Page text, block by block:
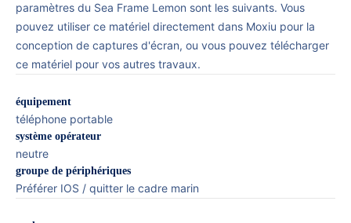
paramètres du Sea Frame Lemon sont les suivants. Vous
pouvez utiliser ce matériel directement dans Moxiu pour la
conception de captures d'écran, ou vous pouvez télécharger
ce matériel pour vos autres travaux.
équipement
téléphone portable
système opérateur
neutre
groupe de périphériques
Préférer IOS / quitter le cadre marin